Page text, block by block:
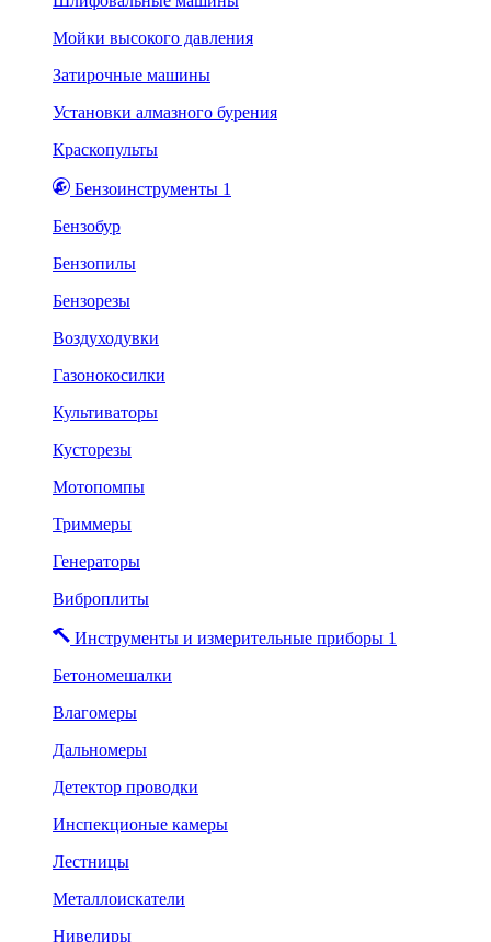
Мойки высокого давления
Затирочные машины
Установки алмазного бурения
Краскопульты
Бензоинструменты 1
Бензобур
Бензопилы
Бензорезы
Воздуходувки
Газонокосилки
Культиваторы
Кусторезы
Мотопомпы
Триммеры
Генераторы
Виброплиты
Инструменты и измерительные приборы 1
Бетономешалки
Влагомеры
Дальномеры
Детектор проводки
Инспекционые камеры
Лестницы
Металлоискатели
Нивелиры